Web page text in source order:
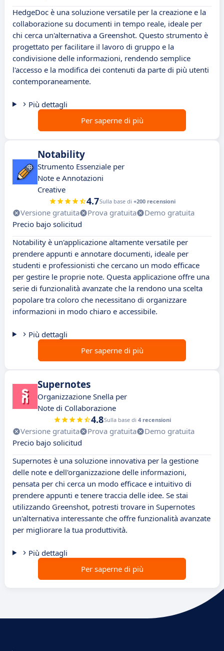
HedgeDoc è una soluzione versatile per la creazione e la
collaborazione su documenti in tempo reale, ideale per
chi cerca un'alternativa a Greenshot. Questo strumento è
progettato per facilitare il lavoro di gruppo e la
condivisione delle informazioni, rendendo semplice
l'accesso e la modifica dei contenuti da parte di più utenti
contemporaneamente.
Più dettagli
Per saperne di più
Notability
Strumento Essenziale per
Note e Annotazioni
Creative
4.7Sulla base di +200 recensioni
Versione gratuita Prova gratuita
Demo gratuita
Precio bajo solicitud
Notability è un'applicazione altamente versatile per
prendere appunti e annotare documenti, ideale per
studenti e professionisti che cercano un modo efficace
per gestire le proprie note. Questa applicazione offre una
serie di funzionalità avanzate che la rendono una scelta
popolare tra coloro che necessitano di organizzare
informazioni in modo chiaro e accessibile.
Più dettagli
Per saperne di più
Supernotes
Organizzazione Snella per
Note di Collaborazione
4.8Sulla base di 4 recensioni
Versione gratuita Prova gratuita
Demo gratuita
Precio bajo solicitud
Supernotes è una soluzione innovativa per la gestione
delle note e dell'organizzazione delle informazioni,
pensata per chi cerca un modo efficace e intuitivo di
prendere appunti e tenere traccia delle idee. Se stai
utilizzando Greenshot, potresti trovare in Supernotes
un'alternativa interessante che offre funzionalità avanzate
per migliorare la tua produttività.
Più dettagli
Per saperne di più